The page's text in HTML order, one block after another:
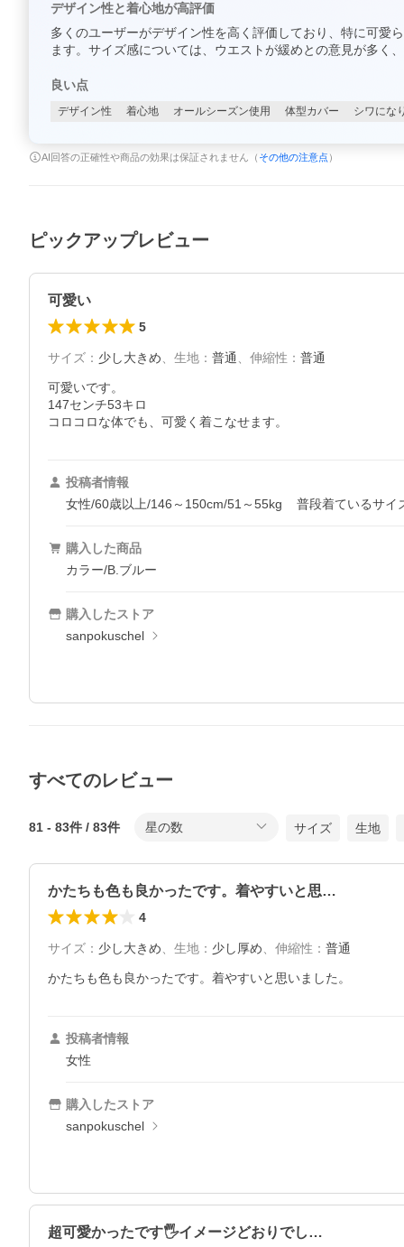
デザイン性と着心地が高評価
多くのユーザーがデザイン性を高く評価しており、特に可愛
ます。サイズ感については、ウエストが緩めとの意見が多く
良い点
デザイン性 着心地 オールシーズン使用 体型カバー シワにな
AI回答の正確性や商品の効果は保証されません（ その他の注意点 ）
ピックアップレビュー
可愛い
5
サイズ ： 少し大きめ 生地 ： 普通 伸縮性 ： 普通
可愛いです。
147センチ53キロ
コロコロな体でも、可愛く着こなせます。
投稿者情報
女性/60歳以上/146～150cm/51～55kg
普段着ているサイ
購入した商品
カラー/B.ブルー
購入したストア
sanpokuschel
すべてのレビュー
81 - 83件 / 83件 星の数 サイズ 生地
かたちも色も良かったです。着やすいと思…
4
サイズ ： 少し大きめ、 生地 ： 少し厚め、 伸縮性 ： 普通
かたちも色も良かったです。着やすいと思いました。
投稿者情報
女性
購入したストア
sanpokuschel
超可愛かったです🖐️イメージどおりでし…